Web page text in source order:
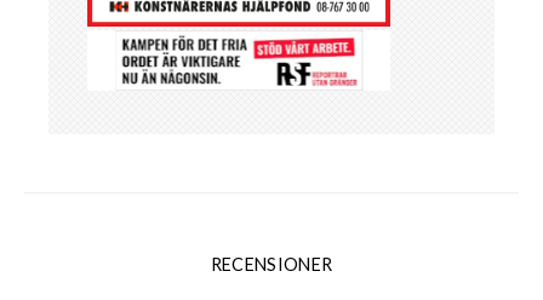
RECENSIONER